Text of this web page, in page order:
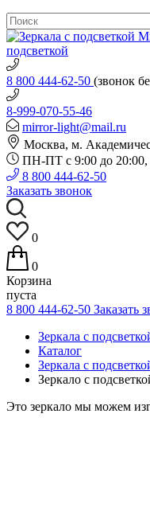
подсветкой
8 800 444-62-50 (звонок
8-999-070-55-46
mirror-light@mail.ru
Москва, м.
ПН-ПТ с 9:00 до
8 800 444-62-50
Заказать звонок
0
0
Корзина
пуста
8 800 444-62-50 Заказать
Зеркала с
Каталог
Зеркала с
Зеркало с
Это зеркало мы можем